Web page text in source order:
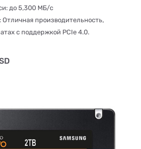
до 5,300 МБ/с
производительность,
с поддержкой PCIe 4.0.